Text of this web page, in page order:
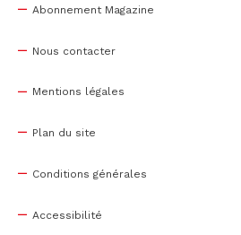
Abonnement Magazine
Nous contacter
Mentions légales
Plan du site
Conditions générales
Accessibilité